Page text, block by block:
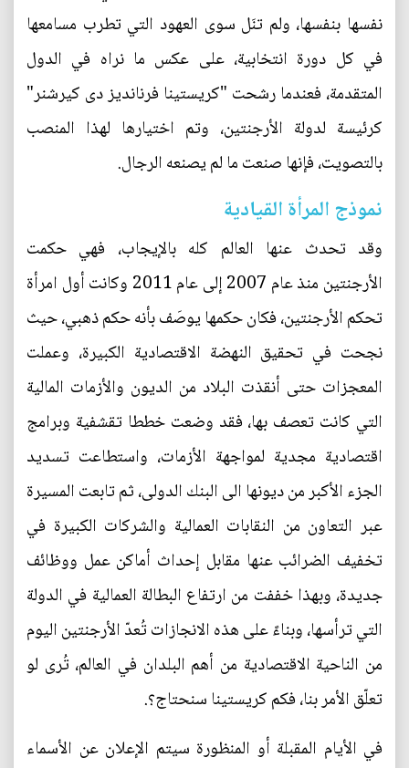
نفسها بنفسها، ولم تنَل سوى العهود التي تطرب مسامعها
في كل دورة انتخابية، على عكس ما نراه في الدول
المتقدمة، فعندما رشحت "كريستينا فرنانديز دى كيرشنر"
كرئيسة لدولة الأرجنتين، وتم اختيارها لهذا المنصب
بالتصويت، فإنها صنعت ما لم يصنعه الرجال.
نموذج المرأة القيادية
وقد تحدث عنها العالم كله بالإيجاب، فهي حكمت
الأرجنتين منذ عام 2007 إلى عام 2011 وكانت أول امرأة
تحكم الأرجنتين، فكان حكمها يوصَف بأنه حكم ذهبي، حيث
نجحت في تحقيق النهضة الاقتصادية الكبيرة، وعملت
المعجزات حتى أنقذت البلاد من الديون والأزمات المالية
التي كانت تعصف بها، فقد وضعت خططا تقشفية وبرامج
اقتصادية مجدية لمواجهة الأزمات، واستطاعت تسديد
الجزء الأكبر من ديونها الى البنك الدولى، ثم تابعت المسيرة
عبر التعاون من النقابات العمالية والشركات الكبيرة في
تخفيف الضرائب عنها مقابل إحداث أماكن عمل ووظائف
جديدة، وبهذا خففت من ارتفاع البطالة العمالية في الدولة
التي ترأسها، وبناءً على هذه الانجازات تُعدّ الأرجنتين اليوم
من الناحية الاقتصادية من أهم البلدان في العالم، تُرى لو
تعلّق الأمر بنا، فكم كريستينا سنحتاج؟.
في الأيام المقبلة أو المنظورة سيتم الإعلان عن الأسماء